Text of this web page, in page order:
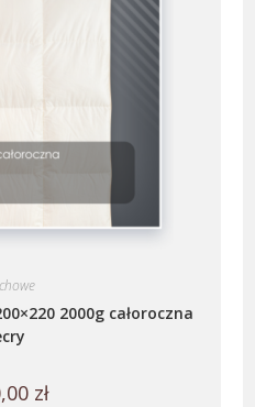
2000g całoroczna
zł